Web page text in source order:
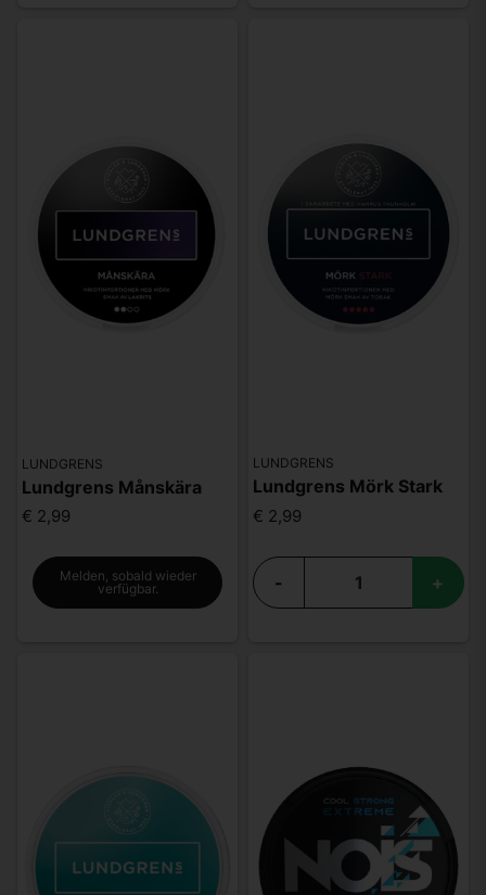
LUNDGRENS
Lundgrens Månskära
€ 2,99
Melden, sobald wieder
verfügbar.
LUNDGRENS
Lundgrens Mörk Stark
€ 2,99
- +